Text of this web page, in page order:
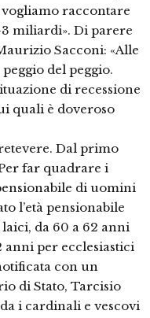
vogliamo raccontare
miliardi». Di parere
Sacconi: «Alle
del peggio.
di recessione
quali è doveroso
Dal primo
far quadrare i
di uomini
l’età pensionabile
da 60 a 62 anni
anni per ecclesiastici
con un
di Stato, Tarcisio
i cardinali e vescovi